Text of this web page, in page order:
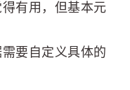
有用，但基本元
要自定义具体的